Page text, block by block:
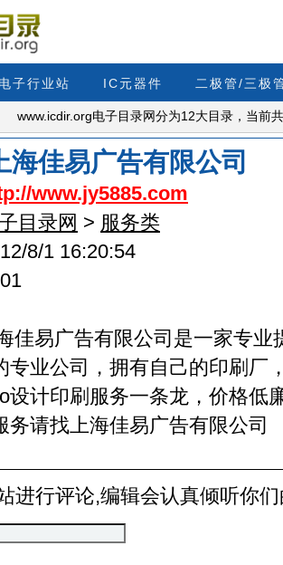
电子行业站 IC元器件 二极管/三极
www.icdir.org电子目录网分为12大目录，当前
海佳易广告有限公司
www.jy5885.com
目录网 > 服务类
8/1 16:20:54
佳易广告有限公司是一家专
专业公司，拥有自己的印刷厂
设计印刷服务一条龙，价格低
务请找上海佳易广告有限公司
进行评论,编辑会认真倾听你